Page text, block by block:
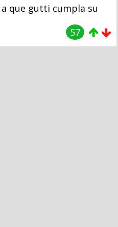
que gutti cumpla su
57